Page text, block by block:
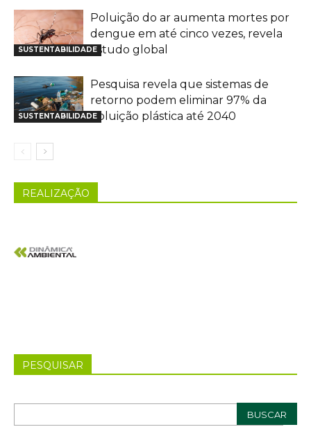
SUSTENTABILIDADE
Poluição do ar aumenta mortes por
dengue em até cinco vezes, revela
estudo global
SUSTENTABILIDADE
Pesquisa revela que sistemas de
retorno podem eliminar 97% da
poluição plástica até 2040
REALIZAÇÃO
PESQUISAR